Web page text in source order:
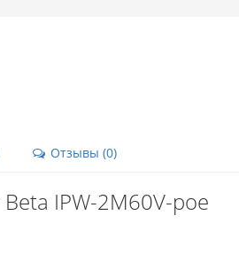
Отзывы (0)
IPW-2M60V-poe